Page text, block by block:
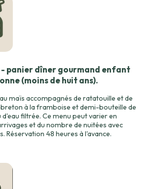
panier dîner gourmand enfant
(moins de huit ans).
maïs accompagnés de ratatouille et de
à la framboise et demi-bouteille de
filtrée. Ce menu peut varier en
et du nombre de nuitées avec
Réservation 48 heures à l'avance.